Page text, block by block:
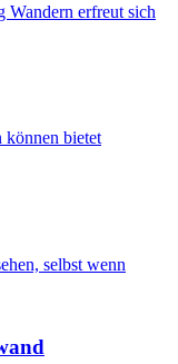
Wandern erfreut sich
können bietet
selbst wenn